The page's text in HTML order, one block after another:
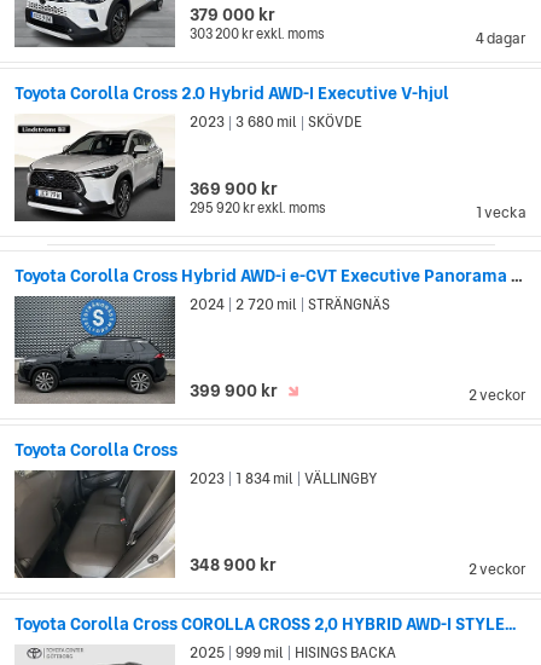
4 dagar
379 000 kr
303 200 krexkl. moms
Toyota Corolla Cross 2.0 Hybrid AWD-I Executive V-hjul
1 vecka
2023 3 680 mil SKÖVDE
369 900 kr
295 920 krexkl. moms
Toyota Corolla Cross Hybrid AWD-i e-CVT Executive Panorama JBL Ränta 5,99%
2 veckor
2024 2 720 mil STRÄNGNÄS
399 900 kr
Toyota Corolla Cross
2 veckor
2023 1 834 mil VÄLLINGBY
348 900 kr
Toyota Corolla Cross COROLLA CROSS 2,0 HYBRID AWD-I STYLE...
2025 999 mil HISINGS BACKA